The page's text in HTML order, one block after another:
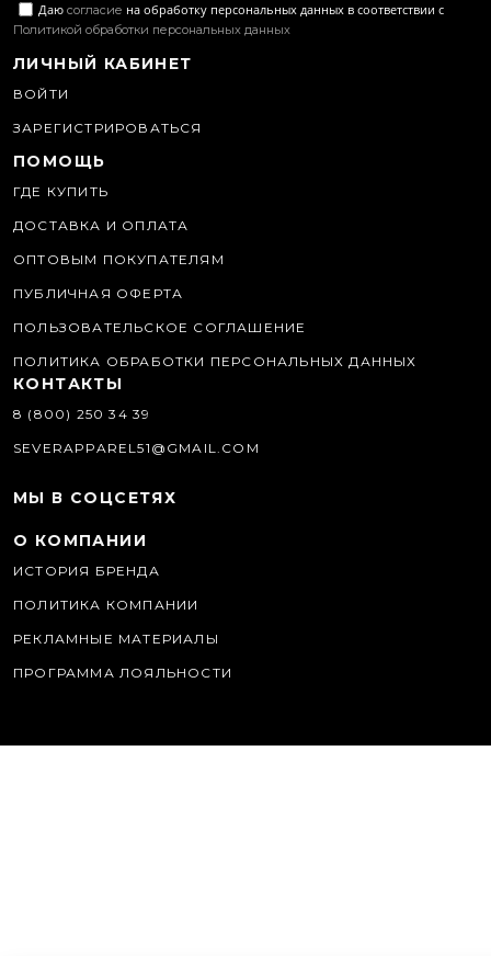
Даю согласие на обработку персональных данных в соответствии с
Политикой обработки персональных данных
ЛИЧНЫЙ КАБИНЕТ
ВОЙТИ
ЗАРЕГИСТРИРОВАТЬСЯ
ПОМОЩЬ
ГДЕ КУПИТЬ
ДОСТАВКА И ОПЛАТА
ОПТОВЫМ ПОКУПАТЕЛЯМ
ПУБЛИЧНАЯ ОФЕРТА
ПОЛЬЗОВАТЕЛЬСКОЕ СОГЛАШЕНИЕ
ПОЛИТИКА ОБРАБОТКИ ПЕРСОНАЛЬНЫХ ДАННЫХ
КОНТАКТЫ
8 (800) 250 34 39
SEVERAPPAREL51@GMAIL.COM
МЫ В СОЦСЕТЯХ
О КОМПАНИИ
ИСТОРИЯ БРЕНДА
ПОЛИТИКА КОМПАНИИ
РЕКЛАМНЫЕ МАТЕРИАЛЫ
ПРОГРАММА ЛОЯЛЬНОСТИ